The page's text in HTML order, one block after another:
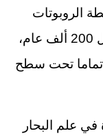
الروبوتات
البحرية بينت أن تلك الأبنية شيدت قبل 200 ألف عام،
تماما تحت سطح
علم البحار